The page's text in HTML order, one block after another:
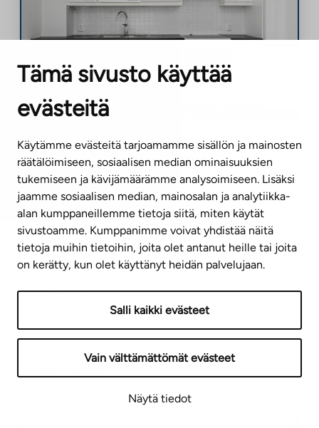
Tämä sivusto käyttää
evästeitä
Käytämme evästeitä tarjoamamme sisällön ja mainosten
räätälöimiseen, sosiaalisen median ominaisuuksien
tukemiseen ja kävijämäärämme analysoimiseen. Lisäksi
jaamme sosiaalisen median, mainosalan ja analytiikka-
alan kumppaneillemme tietoja siitä, miten käytät
sivustoamme. Kumppanimme voivat yhdistää näitä
tietoja muihin tietoihin, joita olet antanut heille tai joita
on kerätty, kun olet käyttänyt heidän palvelujaan.
Salli kaikki evästeet
Vain välttämättömät evästeet
Näytä tiedot
Kaksio|2h+kt|50,5 m²
731,75 €/kk
Asumisoikeusmaksu 37184,55 €
Kerrostalo
Valmistumisvuosi 2015
Vapaa
Opiskelijaetu
Länsimäki